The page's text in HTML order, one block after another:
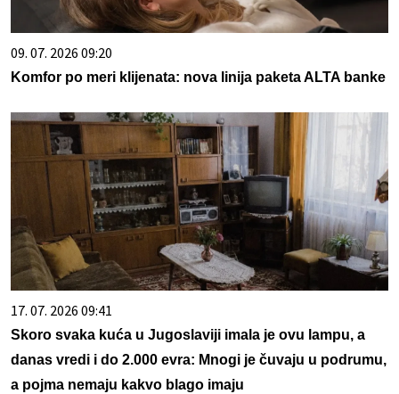
09. 07. 2026 09:20
Komfor po meri klijenata: nova linija paketa ALTA banke
17. 07. 2026 09:41
Skoro svaka kuća u Jugoslaviji imala je ovu lampu, a
danas vredi i do 2.000 evra: Mnogi je čuvaju u podrumu,
a pojma nemaju kakvo blago imaju